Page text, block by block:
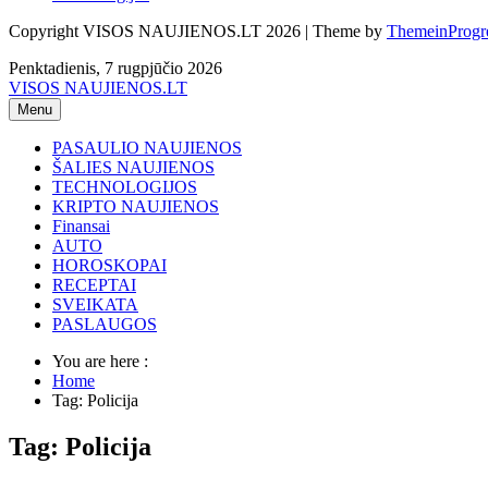
Copyright VISOS NAUJIENOS.LT 2026 | Theme by
Penktadienis, 7 rugpjūčio 2026
VISOS NAUJIENOS.LT
Menu
PASAULIO NAUJIENOS
ŠALIES NAUJIENOS
TECHNOLOGIJOS
KRIPTO NAUJIENOS
Finansai
AUTO
HOROSKOPAI
RECEPTAI
SVEIKATA
PASLAUGOS
You are here :
Home
Tag: Policija
Tag: Policija